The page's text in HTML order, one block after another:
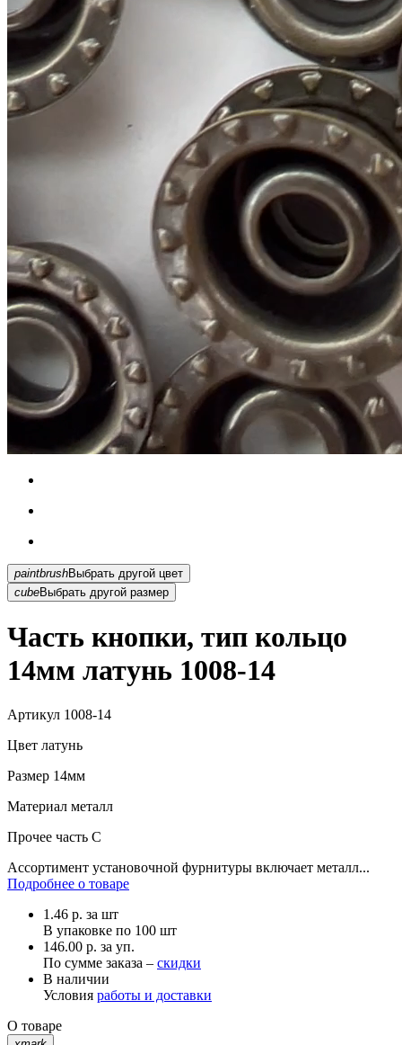
paintbrush
Выбрать другой цвет
cubeВыбрать другой размер
Часть кнопки, тип кольцо
14мм латунь 1008-14
Артикул 1008-14
Цвет латунь
Размер 14мм
Материал металл
Прочее часть С
Ассортимент установочной фурнитуры включает металл...
Подробнее о товаре
1.46 р. за шт
В упаковке по 100 шт
146.00 р. за уп.
По сумме заказа – скидки
В наличии
Условия работы и доставки
О товаре